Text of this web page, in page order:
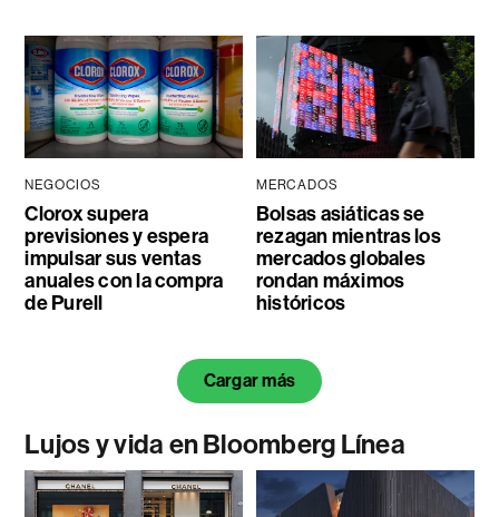
NEGOCIOS
Clorox supera
previsiones y espera
impulsar sus ventas
anuales con la compra
de Purell
MERCADOS
Bolsas asiáticas se
rezagan mientras los
mercados globales
rondan máximos
históricos
Cargar más
Lujos y vida en Bloomberg Línea